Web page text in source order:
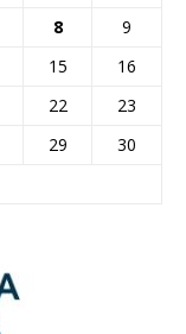
8
9
15
16
22
23
29
30